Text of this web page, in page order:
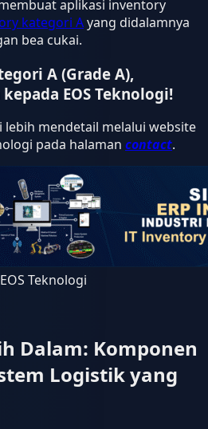
aplikasi inventory
kategori Ayang didalamnya
bea cukai.
A (Grade A),
EOS Teknologi!
lebih mendetail melalui website
pada halaman contact.
Teknologi
Dalam: Komponen
Logistik yang